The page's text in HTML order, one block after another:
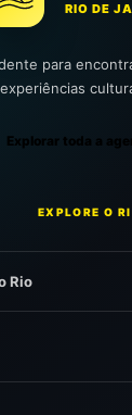
RIO DE
para
Explorar toda a
EXPLORE O
Rio